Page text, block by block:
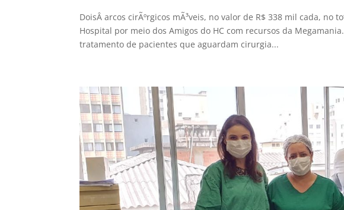
DoisÂ arcos cirÃºrgicos mÃ³veis, no valor de R$ 338 mil cada, no
Hospital por meio dos Amigos do HC com recursos da
tratamento de pacientes que aguardam cirurgia...